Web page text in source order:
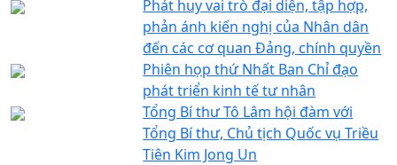
Phát huy vai trò đại diện, tập hợp,
phản ánh kiến nghị của Nhân dân
đến các cơ quan Đảng, chính quyền
Phiên họp thứ Nhất Ban Chỉ đạo
phát triển kinh tế tư nhân
Tổng Bí thư Tô Lâm hội đàm với
Tổng Bí thư, Chủ tịch Quốc vụ Triều
Tiên Kim Jong Un